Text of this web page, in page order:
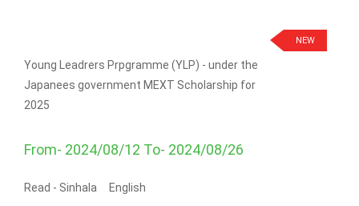
NEW
Young Leadrers Prpgramme (YLP) - under the
Japanees government MEXT Scholarship for
2025
From- 2024/08/12 To- 2024/08/26
Read - Sinhala English